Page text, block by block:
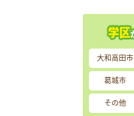
大和高田市
葛城市
その他